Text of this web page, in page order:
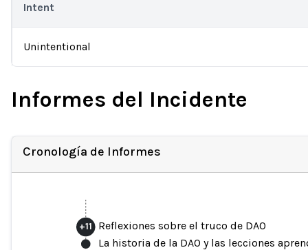
Intent
Unintentional
Informes del Incidente
Cronología de Informes
+11 Reflexiones sobre el truco de DAO
La historia de la DAO y las lecciones